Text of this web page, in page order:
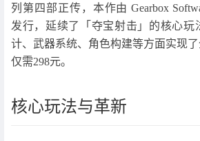
列第四部正传，本作由 Gearbox
发行，延续了「夺宝射击」的核心玩
计、武器系统、角色构建等方面实现
仅需298元。
核心玩法与革新